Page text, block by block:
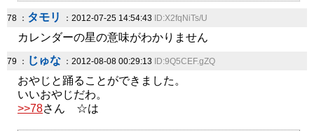
78 ： タモリ ：2012-07-25 14:54:43 ID:X2fqNiTs/U
カレンダーの星の意味がわかりません
79 ： じゅな ：2012-08-08 00:29:13 ID:9Q5CEF.gZQ
おやじと踊ることができました。
いいおやじだわ。
>>78さん ☆は